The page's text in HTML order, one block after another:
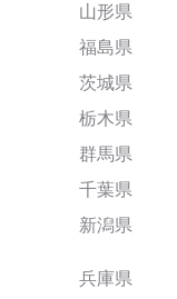
山形県
福島県
茨城県
栃木県
群馬県
千葉県
新潟県
兵庫県